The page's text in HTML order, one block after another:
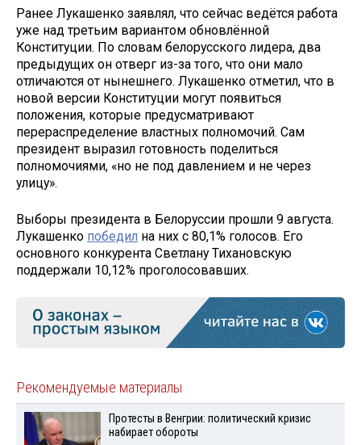
Ранее Лукашенко заявлял, что сейчас ведётся работа
уже над третьим вариантом обновлённой
Конституции. По словам белорусского лидера, два
предыдущих он отверг из-за того, что они мало
отличаются от нынешнего. Лукашенко отметил, что в
новой версии Конституции могут появиться
положения, которые предусматривают
перераспределение властных полномочий. Сам
президент выразил готовность поделиться
полномочиями, «но не под давлением и не через
улицу».
Выборы президента в Белоруссии прошли 9 августа.
Лукашенко победил на них с 80,1% голосов. Его
основного конкурента Светлану Тихановскую
поддержали 10,12% проголосовавших.
Рекомендуемые материалы
Протесты в Венгрии: политический кризис
набирает обороты